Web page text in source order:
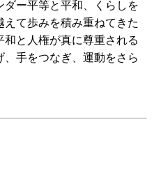
ー平等と平和、くらしを
て歩みを積み重ねてきた
と人権が真に尊重される
手をつなぎ、運動をさら